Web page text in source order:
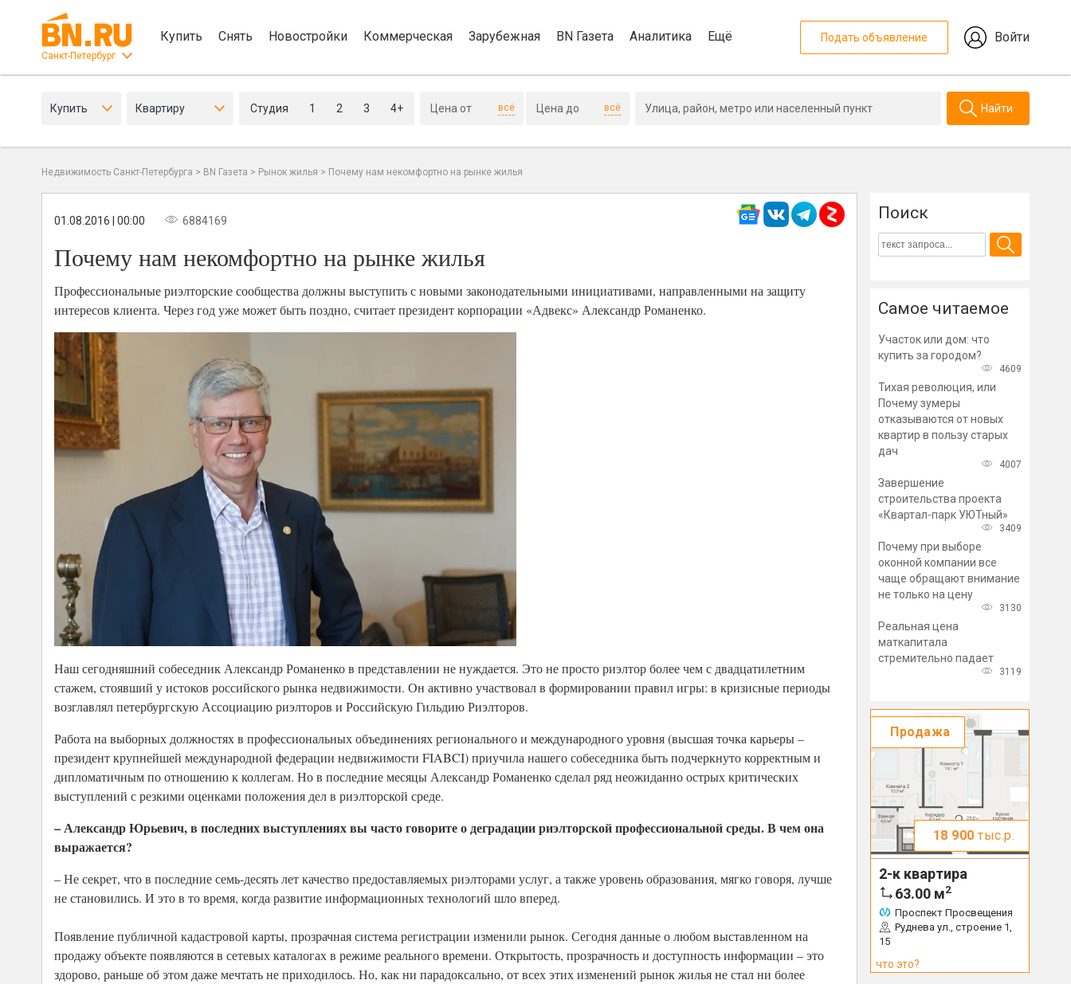
Санкт-Петербург
Купить Снять Новостройки Коммерческая Зарубежная BN Газета Аналитика Ещё Подать объявление Войти
Купить Квартиру Студия 1 2 3 4+ всё всё Найти
Недвижимость Санкт-Петербурга > BN Газета > Рынок жилья > Почему нам некомфортно на рынке жилья
01.08.2016 | 00:00 6884169
Почему нам некомфортно на рынке жилья
Профессиональные риэлторские сообщества должны выступить с новыми законодательными инициативами, направленными на защиту
интересов клиента. Через год уже может быть поздно, считает президент корпорации «Адвекс» Александр Романенко.
Наш сегодняшний собеседник Александр Романенко в представлении не нуждается. Это не просто риэлтор более чем с двадцатилетним
стажем, стоявший у истоков российского рынка недвижимости. Он активно участвовал в формировании правил игры: в кризисные периоды
возглавлял петербургскую Ассоциацию риэлторов и Российскую Гильдию Риэлторов.
Работа на выборных должностях в профессиональных объединениях регионального и международного уровня (высшая точка карьеры –
президент крупнейшей международной федерации недвижимости FIABCI) приучила нашего собеседника быть подчеркнуто корректным и
дипломатичным по отношению к коллегам. Но в последние месяцы Александр Романенко сделал ряд неожиданно острых критических
выступлений с резкими оценками положения дел в риэлторской среде.
– Александр Юрьевич, в последних выступлениях вы часто говорите о деградации риэлторской профессиональной среды. В чем она
выражается?
– Не секрет, что в последние семь-десять лет качество предоставляемых риэлторами услуг, а также уровень образования, мягко говоря, лучше
не становились. И это в то время, когда развитие информационных технологий шло вперед.
Появление публичной кадастровой карты, прозрачная система регистрации изменили рынок. Сегодня данные о любом выставленном на
продажу объекте появляются в сетевых каталогах в режиме реального времени. Открытость, прозрачность и доступность информации – это
здорово, раньше об этом даже мечтать не приходилось. Но, как ни парадоксально, от всех этих изменений рынок жилья не стал ни более
Поиск
Самое читаемое
Участок или дом: что
купить за городом?
4609
Тихая революция, или
Почему зумеры
отказываются от новых
квартир в пользу старых
дач
4007
Завершение
строительства проекта
«Квартал-парк УЮТный»
3409
Почему при выборе
оконной компании все
чаще обращают внимание
не только на цену
3130
Реальная цена
маткапитала
стремительно падает
3119
Продажа
18 900 тыс.р.
2-к квартира
63.00 м2
Проспект Просвещения
Руднева ул., строение 1,
15
что это?